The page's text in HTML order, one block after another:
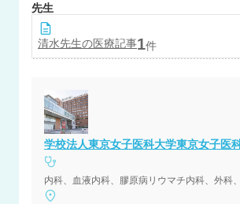
先生
清水先生の医療記事1件
学校法人東京女子医科大学東京女子医
内科、血液内科、膠原病リウマチ内科、外科